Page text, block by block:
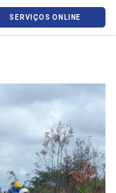
SERVIÇOS ONLINE